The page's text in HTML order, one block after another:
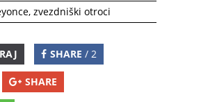
, zvezdniški otroci
SHARE / 2
SHARE